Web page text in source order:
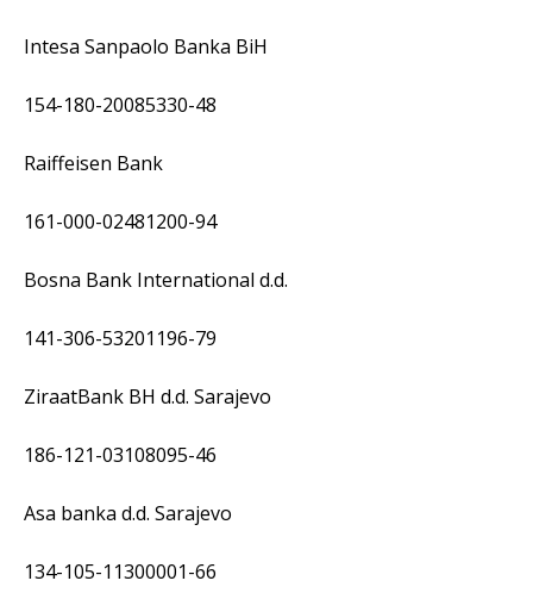
Intesa Sanpaolo Banka BiH
154-180-20085330-48
Raiffeisen Bank
161-000-02481200-94
Bosna Bank International d.d.
141-306-53201196-79
ZiraatBank BH d.d. Sarajevo
186-121-03108095-46
Asa banka d.d. Sarajevo
134-105-11300001-66